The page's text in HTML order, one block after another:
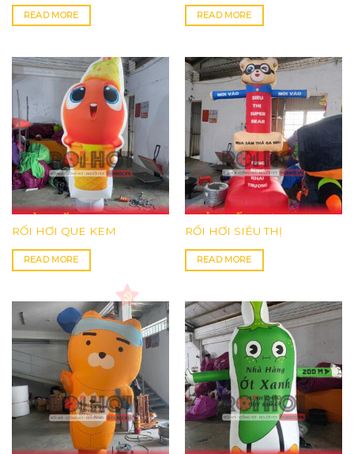
READ MORE READ MORE
RỐI HƠI QUE KEM
READ MORE
RỐI HƠI SIÊU THỊ
READ MORE